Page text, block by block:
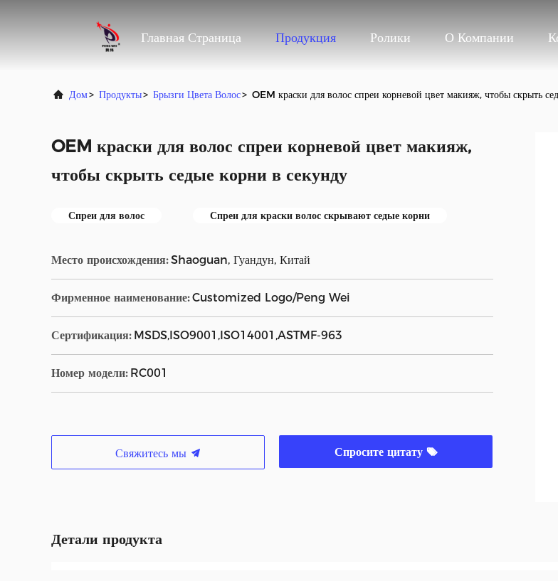
Главная Страница Продукция Ролики О Компании
Дом> Продукты> Брызги Цвета Волос> OEM краски для волос спреи корневой цвет макияж, чтобы скрыть
OEM краски для волос спреи корневой цвет макияж,
чтобы скрыть седые корни в секунду
Спреи для волос Спреи для краски волос скрывают седые корни
Место происхождения: Shaoguan, Гуандун, Китай
Фирменное наименование: Customized Logo/Peng Wei
Сертификация: MSDS,ISO9001,ISO14001,ASTMF-963
Номер модели: RC001
Свяжитесь мы Спросите цитату
Детали продукта